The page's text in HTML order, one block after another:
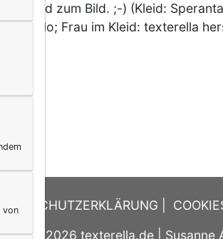
Das Kleid zum Bild. ;-) (Kleid:
TeNo; Frau im Kleid: texterella
© 2026 texterella.de | Susanne
von